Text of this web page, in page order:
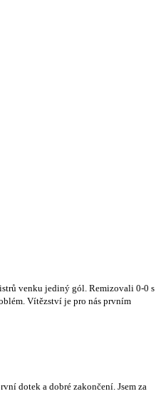
venku jediný gól. Remizovali 0-0 s
Vítězství je pro nás prvním
dotek a dobré zakončení. Jsem za